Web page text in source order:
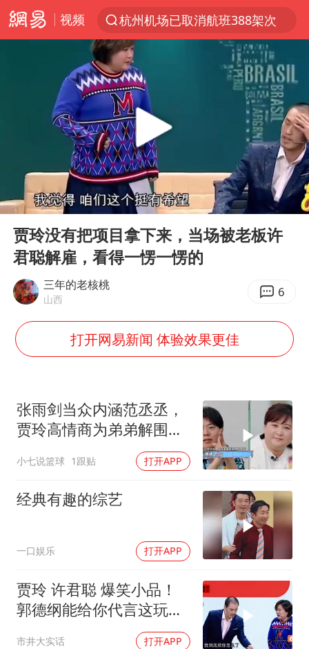
视频
杭州机场已取消航班388架次
白海豚将给京津冀带来大暴雨
《披荆斩棘2026》阵容官宣
国足U17与阿森纳决赛取消 并列冠军
2025年小学教师减少13.19万
王艺迪2-4不敌张本美和止步4强
以军士兵把枪口对准中国记者
上门女婿出轨女邻居多年被判重婚罪
韩军前线部队连曝丑闻
香港高温刷新历史纪录
灌溉水坝被隔成鱼塘 村民投诉20余年
中国第1高楼阻尼器摆动明显
奋力开创中国式现代化建设新局面
Play
00:00 00:50
贾玲没有把项目拿下来，当场被老板许
君聪解雇，看得一愣一愣的
三年的老核桃
山西 6
打开网易新闻 体验效果更佳
张雨剑当众内涵范丞丞，
贾玲高情商为弟弟解围，
小七说篮球 1跟贴 打开APP
经典有趣的综艺
一口娱乐 打开APP
贾玲 许君聪 爆笑小品！
郭德纲能给你代言这玩
意？只要给钱，他啥都干
市井大实话 打开APP